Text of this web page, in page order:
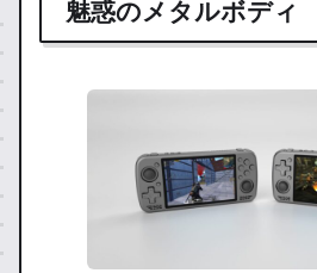
魅惑のメタルボディ